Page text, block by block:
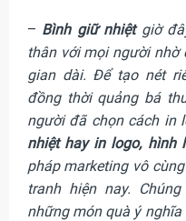
– Bình giữ nhiệt giờ
thân với mọi người nhờ
gian dài. Để tạo nét
đồng thời quảng bá
người đã chọn cách in
nhiệt hay in logo, hình
pháp marketing vô
tranh hiện nay.
những món quà ý